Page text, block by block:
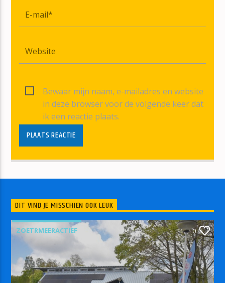
Bewaar mijn naam, e-mailadres en website
in deze browser voor de volgende keer dat
ik een reactie plaats.
DIT VIND JE MISSCHIEN OOK LEUK
ZOETRMEERACTIEF 0